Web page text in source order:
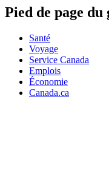
Pied de page
Santé
Voyage
Service Canada
Emplois
Économie
Canada.ca